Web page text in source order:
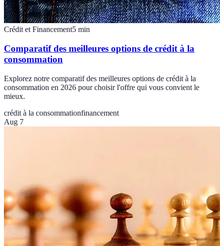
Crédit et Financement5 min
Comparatif des meilleures options de crédit à la
consommation
Explorez notre comparatif des meilleures options de crédit à la
consommation en 2026 pour choisir l'offre qui vous convient le
mieux.
crédit à la consommationfinancement
Aug 7